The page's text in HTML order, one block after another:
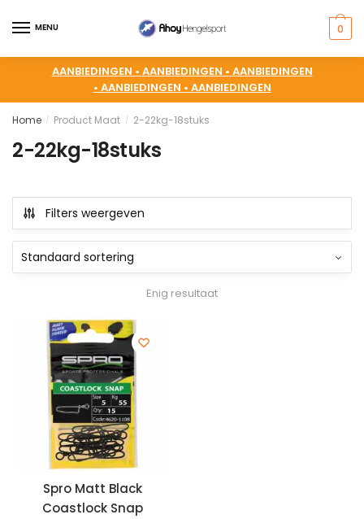
MENU 0
AANBIEDINGEN • AANBIEDINGEN • AANBIEDINGEN
• AANBIEDINGEN • AANBIEDINGEN
Home / Product Maat / 2-22kg-18stuks
2-22kg-18stuks
Filters weergeven
Enig resultaat
Spro Matt Black
Coastlock Snap